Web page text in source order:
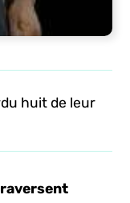
huit de leur